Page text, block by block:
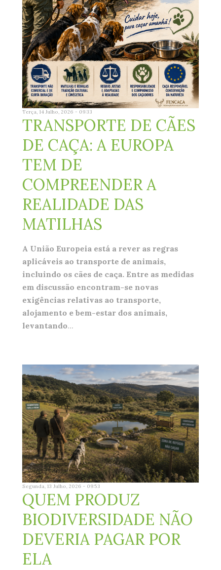
Terça, 14 Julho, 2026 - 09:33
TRANSPORTE DE CÃES
DE CAÇA: A EUROPA
TEM DE
COMPREENDER A
REALIDADE DAS
MATILHAS
A União Europeia está a rever as regras
aplicáveis ao transporte de animais,
incluindo os cães de caça. Entre as medidas
em discussão encontram-se novas
exigências relativas ao transporte,
alojamento e bem-estar dos animais,
levantando...
biodiversidade.png
Segunda, 13 Julho, 2026 - 09:53
QUEM PRODUZ
BIODIVERSIDADE NÃO
DEVERIA PAGAR POR
ELA